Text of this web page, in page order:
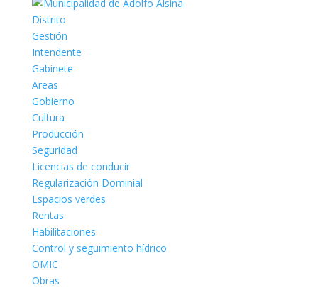
Distrito
Gestión
Intendente
Gabinete
Areas
Gobierno
Cultura
Producción
Seguridad
Licencias de conducir
Regularización Dominial
Espacios verdes
Rentas
Habilitaciones
Control y seguimiento hídrico
OMIC
Obras